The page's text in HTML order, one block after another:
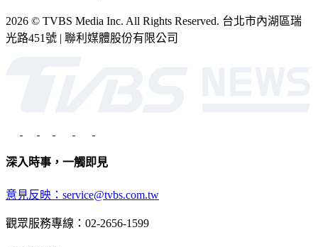
2026 © TVBS Media Inc. All Rights Reserved. 台北市內湖區瑞
光路451號 | 聯利媒體股份有限公司
深入時事，一觸即見
意見反映：service@tvbs.com.tw
觀眾服務專線：02-2656-1599